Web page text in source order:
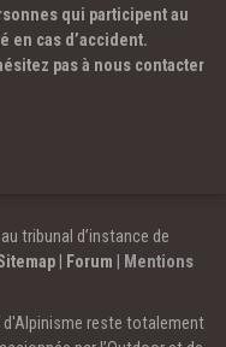
qui participent au
en cas d’accident.
pas à nous contacter
tribunal d’instance de
| Forum
Mentions
d'Alpinisme reste totalement